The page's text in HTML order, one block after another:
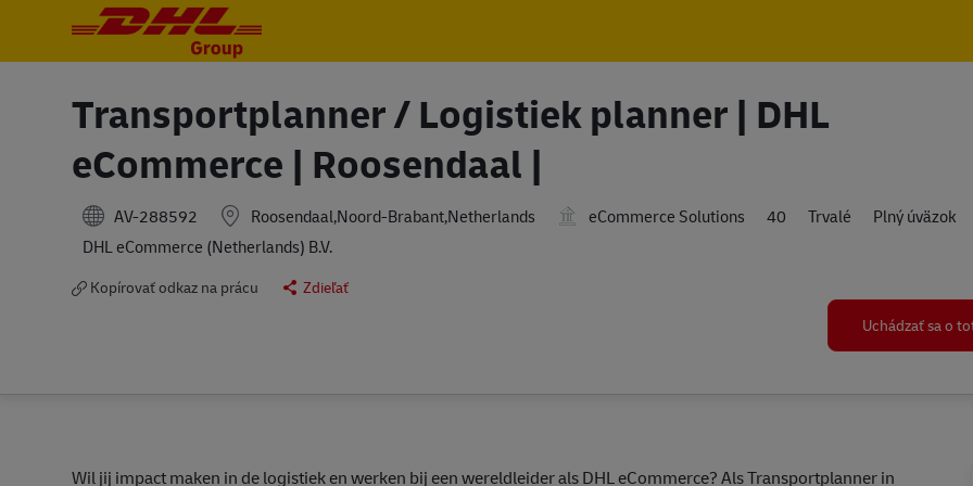
Transportplanner / Logistiek planner | DHL
eCommerce | Roosendaal |
AV-288592 Roosendaal,Noord-Brabant,Netherlands eCommerce Solutions 40 Trvalé
Plný úväzok
DHL eCommerce (Netherlands) B.V.
Kopírovať odkaz na prácu
Zdieľať
Uchádzať sa o
Wil jij impact maken in de logistiek en werken bij een wereldleider als DHL eCommerce? Als Transportplanner in